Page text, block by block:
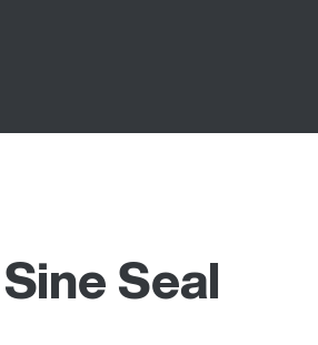
Seal